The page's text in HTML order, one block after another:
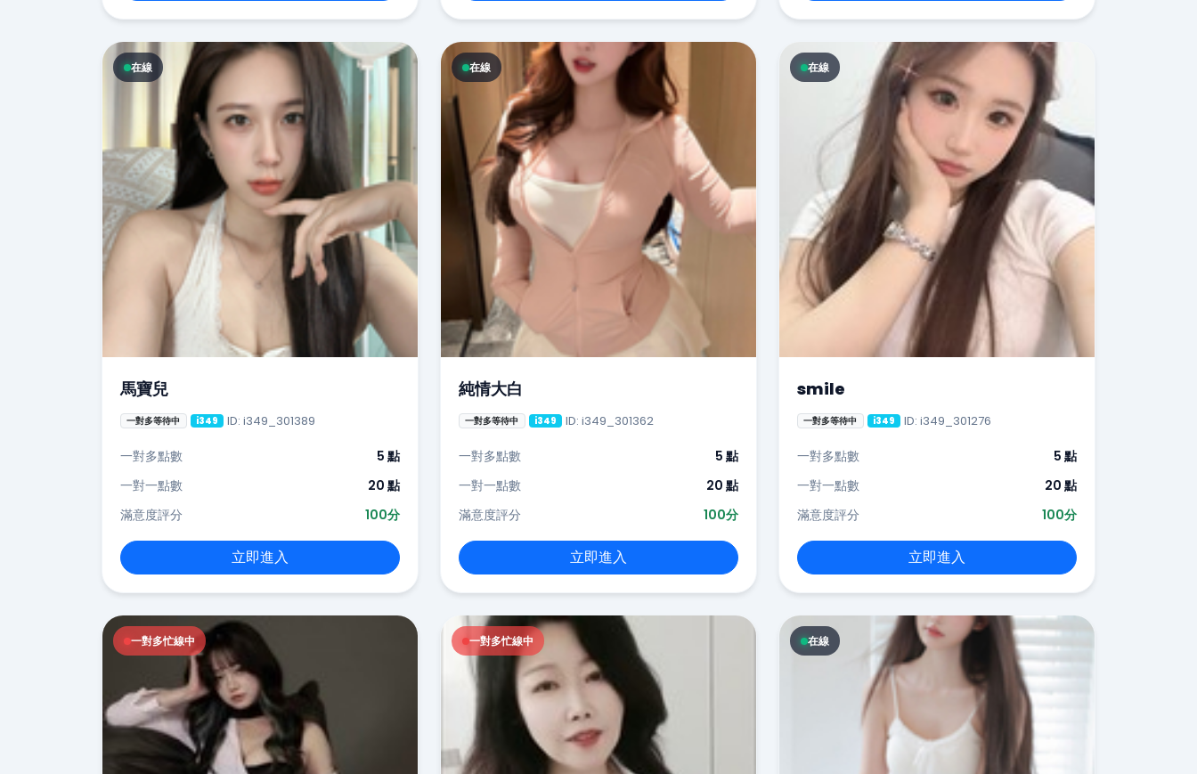
在線
馬寶兒
一對多等待中 i349 ID: i349_301389
一對多點數
5 點
一對一點數
20 點
滿意度評分
100分
立即進入
在線
純情大白
一對多等待中 i349 ID: i349_301362
一對多點數
5 點
一對一點數
20 點
滿意度評分
100分
立即進入
在線
smile
一對多等待中 i349 ID: i349_301276
一對多點數
5 點
一對一點數
20 點
滿意度評分
100分
立即進入
一對多忙線中 一對多忙線中 在線